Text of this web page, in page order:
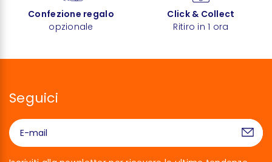
Confezione regalo
opzionale
Click & Collect
Ritiro in 1 ora
Seguici